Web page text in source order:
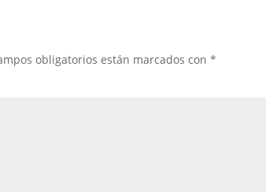
obligatorios están marcados con*